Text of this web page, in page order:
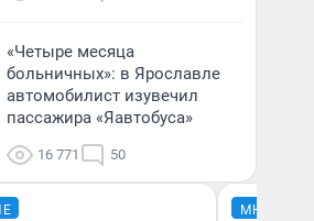
«Четыре месяца
больничных»: в Ярославле
автомобилист изувечил
пассажира «Яавтобуса»
16 771 50
МНЕНИЕ